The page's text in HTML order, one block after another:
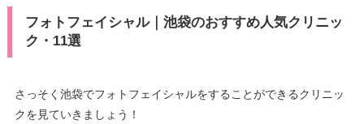
フォトフェイシャル｜池袋のおすすめ人気クリニッ
ク・11選
さっそく池袋でフォトフェイシャルをすることができるクリニッ
クを見ていきましょう！